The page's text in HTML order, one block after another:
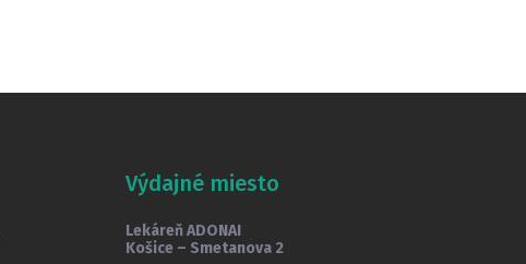
Výdajné miesto
Lekáreň ADONAI
Košice – Smetanova 2